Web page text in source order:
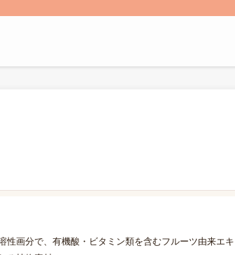
画分で、有機酸・ビタミン類を含むフルーツ由来エキ